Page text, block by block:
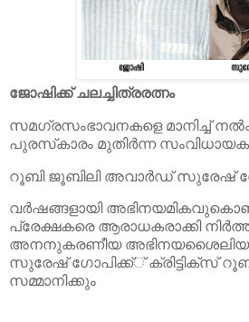
ജോഷിക്ക് ചലച്ചിത്രരത്നം
സമഗ്രസംഭാവനകളെ മാനിച്ച്
പുരസ്‌കാരം മുതിര്‍ന്ന
റൂബി ജൂബിലി അവാര്‍ഡ് സുരേഷ്
വര്‍ഷങ്ങളായി
പ്രേക്ഷകരെ ആരാധകരാക്കി
അനനുകരണീയ
സുരേഷ് ഗോപിക്ക്് ക്രിട്ടിക്‌സ്
സമ്മാനിക്കും